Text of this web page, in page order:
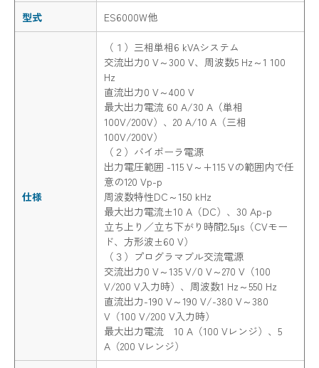
型式 ES6000W他
仕様
（１）三相単相6 kVAシステム
交流出力0 V～300 V、周波数5 Hz～1 100
Hz
直流出力0 V～400 V
最大出力電流 60 A/30 A（単相
100V/200V）、20 A/10 A（三相
100V/200V）
（２）バイポーラ電源
出力電圧範囲 -115 V～+115 Vの範囲内で任
意の120 Vp-p
周波数特性DC～150 kHz
最大出力電流±10 A（DC）、30 Ap-p
立ち上り／立ち下がり時間2.5μs（CVモー
ド、方形波±60 V）
（３）プログラマブル交流電源
交流出力0 V～135 V/0 V～270 V（100
V/200 V入力時）、周波数1 Hz～550 Hz
直流出力-190 V～190 V/-380 V～380
V（100 V/200 V入力時）
最大出力電流 10 A（100 Vレンジ）、5
A（200 Vレンジ）